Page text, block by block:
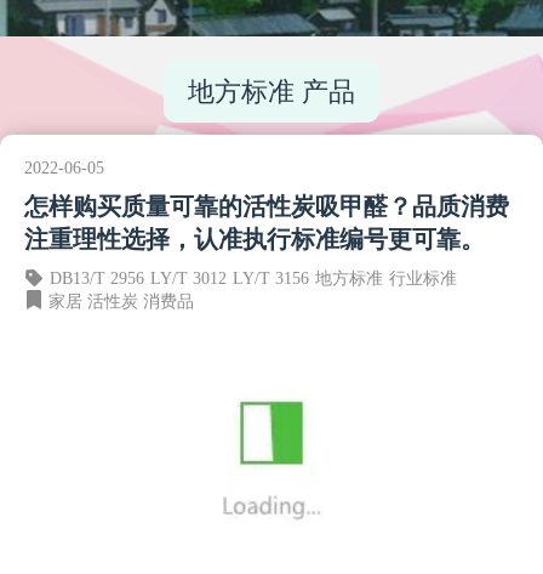
地方标准 产品
2022-06-05
怎样购买质量可靠的活性炭吸甲醛？品质消费
注重理性选择，认准执行标准编号更可靠。
DB13/T 2956 LY/T 3012 LY/T 3156 地方标准 行业标准
家居 活性炭 消费品